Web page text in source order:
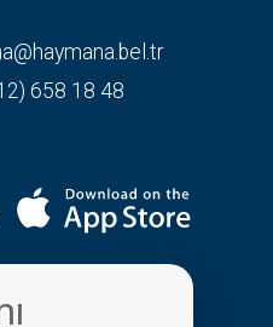
658 18 48